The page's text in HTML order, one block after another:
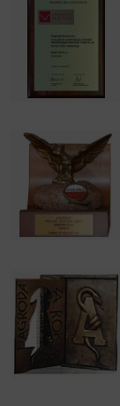
Kontakt